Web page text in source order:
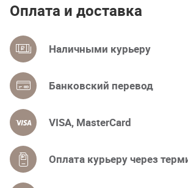
Оплата и доставка
Наличными курьеру
Банковский перевод
VISA, MasterCard
Оплата курьеру через